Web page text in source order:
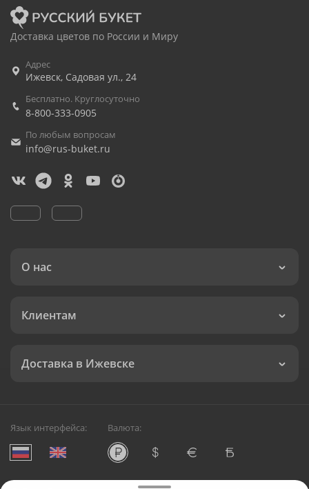
Доставка цветов по России и Миру
Адрес
Ижевск, Садовая ул., 24
Бесплатно. Круглосуточно
8-800-333-0905
По любым вопросам
info@rus-buket.ru
О нас
Клиентам
Доставка в Ижевске
Язык интерфейса: Валюта: